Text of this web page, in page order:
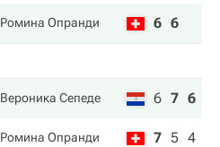
Ромина Опранди 6 6
Вероника Сепеде 6 7 6
Ромина Опранди 7 5 4